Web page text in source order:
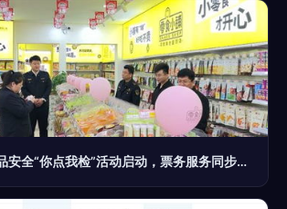
枣强2024年食品安全“你点我检”活动启动，票务服务同步到位